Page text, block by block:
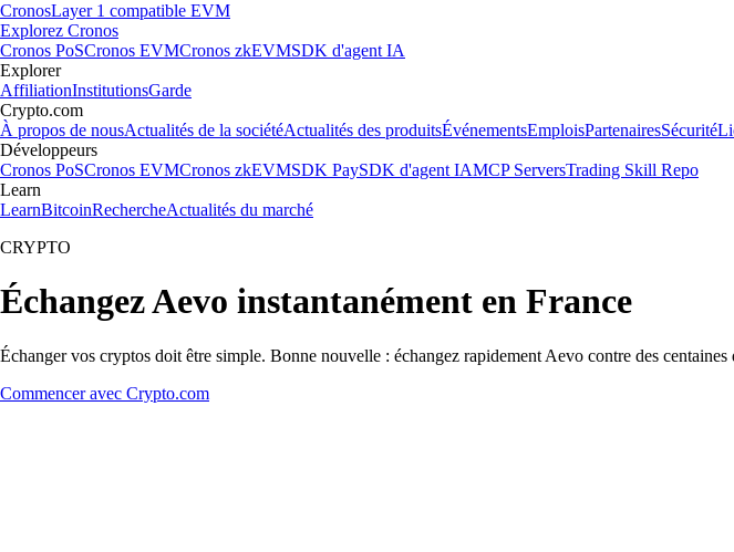
CronosLayer 1 compatible EVM
Explorez Cronos
Cronos PoSCronos EVMCronos zkEVMSDK d'agent IA
Explorer
AffiliationInstitutionsGarde
Crypto.com
À propos de nousActualités de la sociétéActualités des produitsÉvénementsEmploisPartenairesSécurité
Développeurs
Cronos PoSCronos EVMCronos zkEVMSDK PaySDK d'agent IAMCP ServersTrading Skill Repo
Learn
LearnBitcoinRechercheActualités du marché
CRYPTO
Échangez Aevo instantanément en France
Échanger vos cryptos doit être simple. Bonne nouvelle : échangez rapidement Aevo contre des
Commencer avec Crypto.com